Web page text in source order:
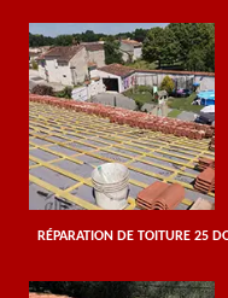
RÉPARATION DE TOITURE 25